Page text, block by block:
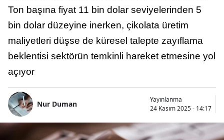
Ton başına fiyat 11 bin dolar seviyelerinden 5
bin dolar düzeyine inerken, çikolata üretim
maliyetleri düşse de küresel talepte zayıflama
beklentisi sektörün temkinli hareket etmesine yol
açıyor
Nur Duman
Yayınlanma
24 Kasım 2025 - 14:17